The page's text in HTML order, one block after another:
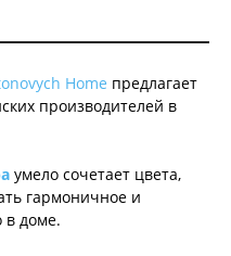
Home предлагает
производителей в
умело сочетает цвета,
гармоничное и
в доме.